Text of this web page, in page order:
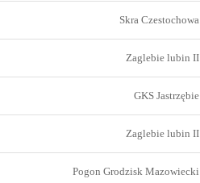
Skra Czestochowa
Zaglebie lubin II
GKS Jastrzębie
Zaglebie lubin II
Pogon Grodzisk Mazowiecki